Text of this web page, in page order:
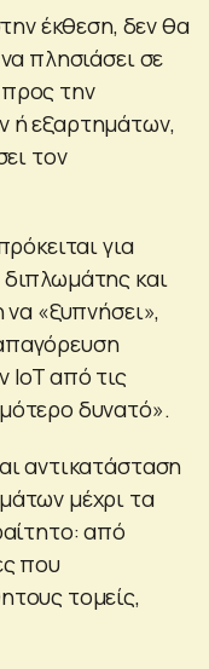
έκθεση, δεν θα
πλησιάσει σε
την
ή εξαρτημάτων,
τον
για
και
να «ξυπνήσει»,
IoT από τις
δυνατό».
αντικατάσταση
μέχρι τα
από
που
τομείς,